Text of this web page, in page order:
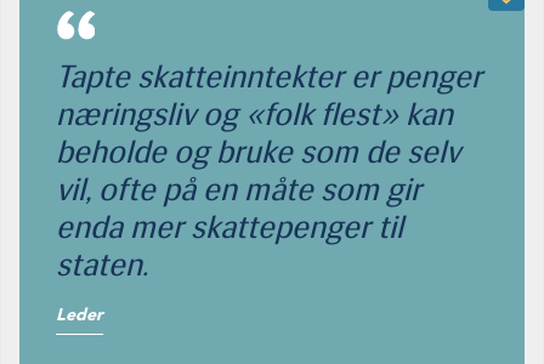
Tapte skatteinntekter er penger
næringsliv og «folk flest» kan
beholde og bruke som de selv
vil, ofte på en måte som gir
enda mer skattepenger til
staten.
Leder